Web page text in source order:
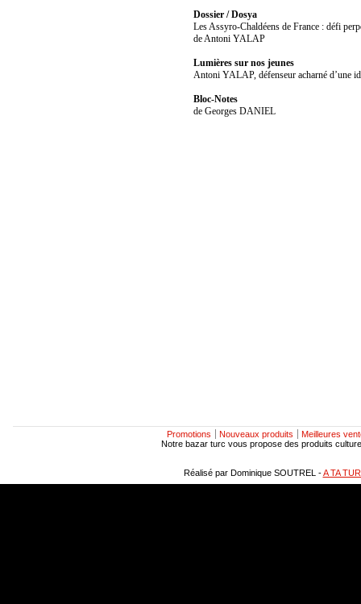
Dossier / Dosya
Les Assyro-Chaldéens de France : défi
de Antoni YALAP
Lumières sur nos jeunes
Antoni YALAP, défenseur acharné d’une
Bloc-Notes
de Georges DANIEL
Promotions Nouveaux produits
Meilleures
Notre bazar turc vous propose des produits
Réalisé par Dominique SOUTREL -A TA